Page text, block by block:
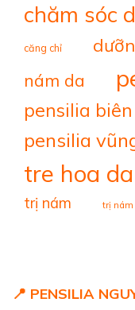
chăm sóc
căng chỉ
nám da
pensilia
pensilia
tre hoa da
trị nám trị nám
📍 PENSILIA